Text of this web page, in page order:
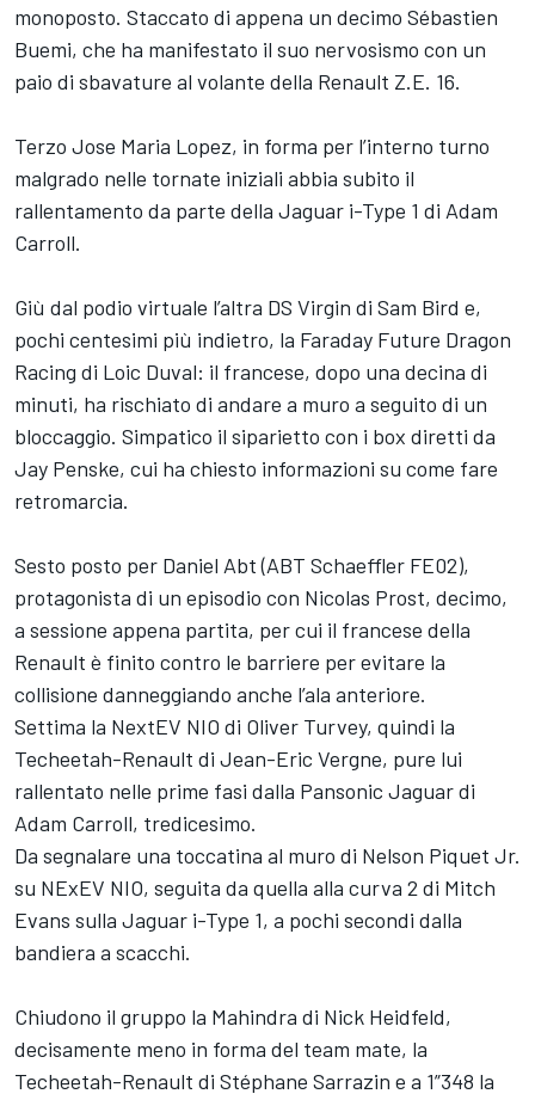
monoposto. Staccato di appena un decimo Sébastien
Buemi, che ha manifestato il suo nervosismo con un
paio di sbavature al volante della Renault Z.E. 16.
Terzo Jose Maria Lopez, in forma per l’interno turno
malgrado nelle tornate iniziali abbia subito il
rallentamento da parte della Jaguar i-Type 1 di Adam
Carroll.
Giù dal podio virtuale l’altra DS Virgin di Sam Bird e,
pochi centesimi più indietro, la Faraday Future Dragon
Racing di Loic Duval: il francese, dopo una decina di
minuti, ha rischiato di andare a muro a seguito di un
bloccaggio. Simpatico il siparietto con i box diretti da
Jay Penske, cui ha chiesto informazioni su come fare
retromarcia.
Sesto posto per Daniel Abt (ABT Schaeffler FE02),
protagonista di un episodio con Nicolas Prost, decimo,
a sessione appena partita, per cui il francese della
Renault è finito contro le barriere per evitare la
collisione danneggiando anche l’ala anteriore.
Settima la NextEV NIO di Oliver Turvey, quindi la
Techeetah-Renault di Jean-Eric Vergne, pure lui
rallentato nelle prime fasi dalla Pansonic Jaguar di
Adam Carroll, tredicesimo.
Da segnalare una toccatina al muro di Nelson Piquet Jr.
su NExEV NIO, seguita da quella alla curva 2 di Mitch
Evans sulla Jaguar i-Type 1, a pochi secondi dalla
bandiera a scacchi.
Chiudono il gruppo la Mahindra di Nick Heidfeld,
decisamente meno in forma del team mate, la
Techeetah-Renault di Stéphane Sarrazin e a 1”348 la